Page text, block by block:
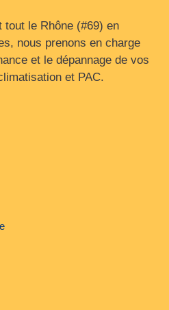
tout le Rhône (#69) en
nous prenons en charge
et le dépannage de vos
et PAC.